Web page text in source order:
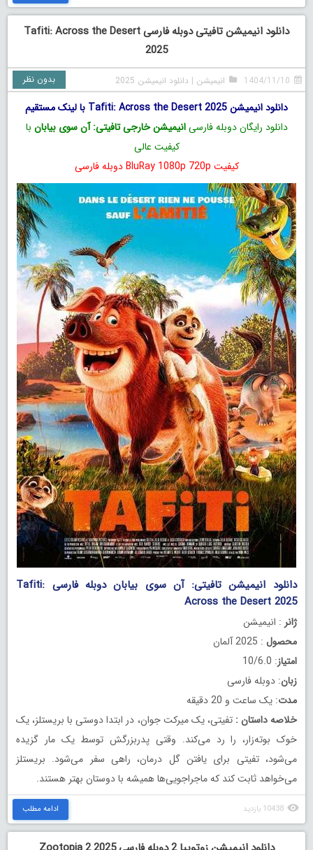
دانلود انیمیشن تافیتی دوبله فارسی Tafiti: Across the Desert
2025
1404/11/10 انیمیشن | دانلود انیمیشن 2025 بدون نظر
دانلود انیمیشن Tafiti: Across the Desert 2025 با لینک مستقیم
دانلود رایگان دوبله فارسیانیمیشن خارجی تافیتی: آن سوی بیابان با
کیفیت عالی
کیفیت BluRay 1080p 720p دوبله فارسی
دانلود انیمیشن تافیتی: آن سوی بیابان دوبله فارسی Tafiti:
Across the Desert 2025
ژانر : انیمیشن
محصول : 2025 آلمان
امتیاز: 10/6.0
زبان: دوبله فارسی
مدت: یک ساعت و 20 دقیقه
خلاصه داستان : تفیتی، یک میرکت جوان، در ابتدا دوستی با بریستلز، یک
خوک بوته‌زار، را رد می‌کند. وقتی پدربزرگش توسط یک مار گزیده
می‌شود، تفیتی برای یافتن گل درمان، راهی سفر می‌شود. بریستلز
می‌خواهد ثابت کند که ماجراجویی‌ها همیشه با دوستان بهتر هستند.
10438 بازدید ادامه مطلب